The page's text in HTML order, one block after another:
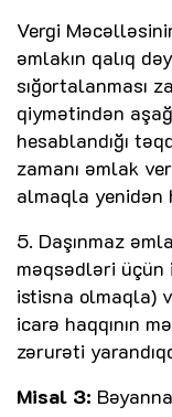
Vergi
əmlakın qalıq
sığortalanması
qiymətindən
hesablandığı
zamanı əmlak
almaqla yenidən
5. Daşınmaz
məqsədləri üçün
istisna olmaqla)
icarə haqqının
zərurəti
Misal 3: